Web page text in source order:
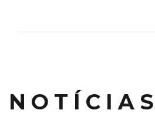
NOTÍCIAS